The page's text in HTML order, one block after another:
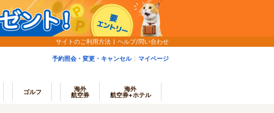
サイトのご利用方法 ヘルプ/問い合わせ
予約照会・変更・キャンセル マイページ
ゴルフ
海外
航空券
海外
航空券+ホテル